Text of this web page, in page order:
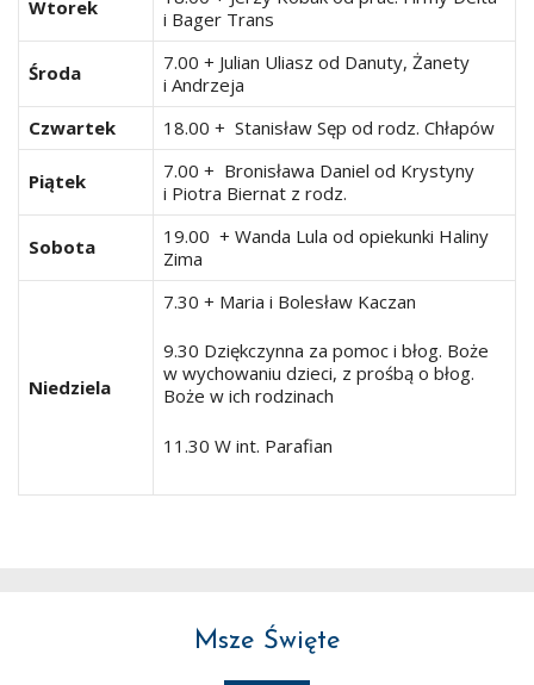
Wtorek
i Bager Trans
Środa
7.00 + Julian Uliasz od Danuty, Żanety
i Andrzeja
Czwartek
18.00 + Stanisław Sęp od rodz. Chłapów
Piątek
7.00 + Bronisława Daniel od Krystyny
i Piotra Biernat z rodz.
Sobota
19.00 + Wanda Lula od opiekunki Haliny
Zima
Niedziela
7.30 + Maria i Bolesław Kaczan
9.30 Dziękczynna za pomoc i błog. Boże
w wychowaniu dzieci, z prośbą o błog.
Boże w ich rodzinach
11.30 W int. Parafian
Msze Święte